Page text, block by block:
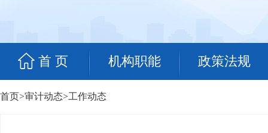
首 页 机构职能 政策法规
首页>审计动态>工作动态